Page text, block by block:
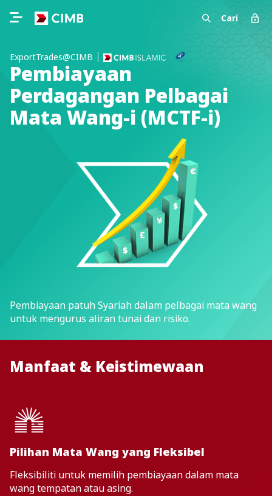
Cari
ExportTrades@CIMB
Pembiayaan
Perdagangan Pelbagai
Mata Wang-i (MCTF-i)
Pembiayaan patuh Syariah dalam pelbagai mata wang
untuk mengurus aliran tunai dan risiko.
Manfaat & Keistimewaan
Pilihan Mata Wang yang Fleksibel
Fleksibiliti untuk memilih pembiayaan dalam mata
wang tempatan atau asing.